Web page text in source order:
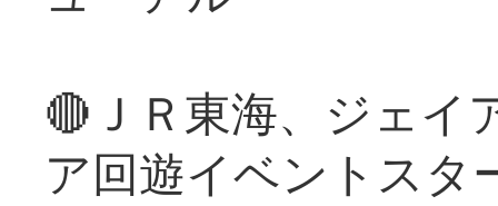
🔴ＪＲ東海、ジェイ
ア回遊イベントスタ